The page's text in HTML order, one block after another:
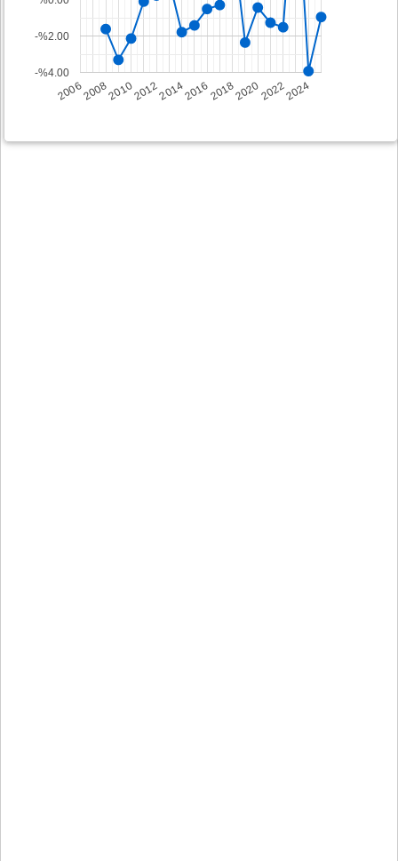
2006200820102012201420162018202020222024
-%4.00
-%2.00